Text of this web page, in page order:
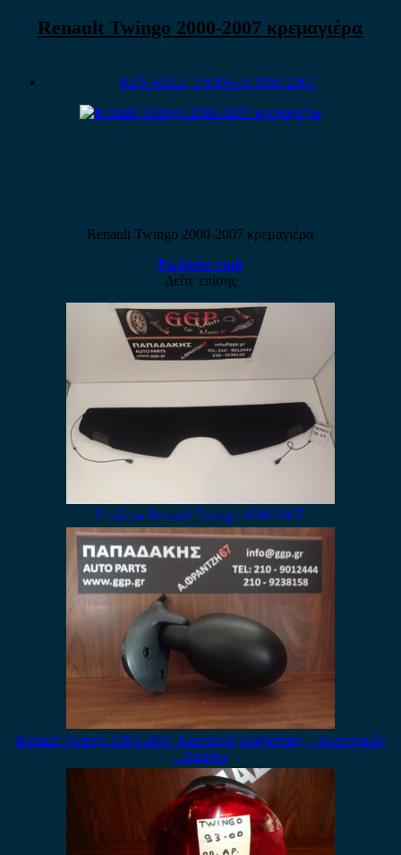
Renault Twingo 2000-2007 κρεμαγιέρα
RENAULT TWINGO 1993-2007
Renault Twingo 2000-2007 κρεμαγιέρα
Ρωτήστε τιμή
Δείτε επίσης
Εταζέρα Renault Twingo 1998-2007
Renault Twingo 1993-2007 Αριστερός Καθρέπτης – Ηλεκτρικός
– Άβαφος